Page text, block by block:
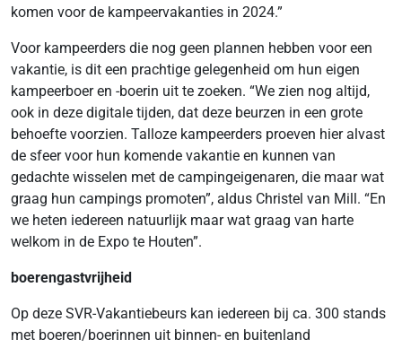
komen voor de kampeervakanties in 2024.”
Voor kampeerders die nog geen plannen hebben voor een
vakantie, is dit een prachtige gelegenheid om hun eigen
kampeerboer en -boerin uit te zoeken. “We zien nog altijd,
ook in deze digitale tijden, dat deze beurzen in een grote
behoefte voorzien. Talloze kampeerders proeven hier alvast
de sfeer voor hun komende vakantie en kunnen van
gedachte wisselen met de campingeigenaren, die maar wat
graag hun campings promoten”, aldus Christel van Mill. “En
we heten iedereen natuurlijk maar wat graag van harte
welkom in de Expo te Houten”.
boerengastvrijheid
Op deze SVR-Vakantiebeurs kan iedereen bij ca. 300 stands
met boeren/boerinnen uit binnen- en buitenland